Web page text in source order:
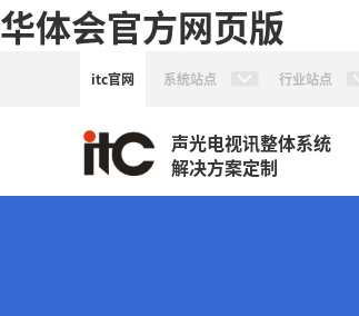
华体会官方网页版
itc官网 系统站点 行业站点
声光电视讯整体系统
解决方案定制